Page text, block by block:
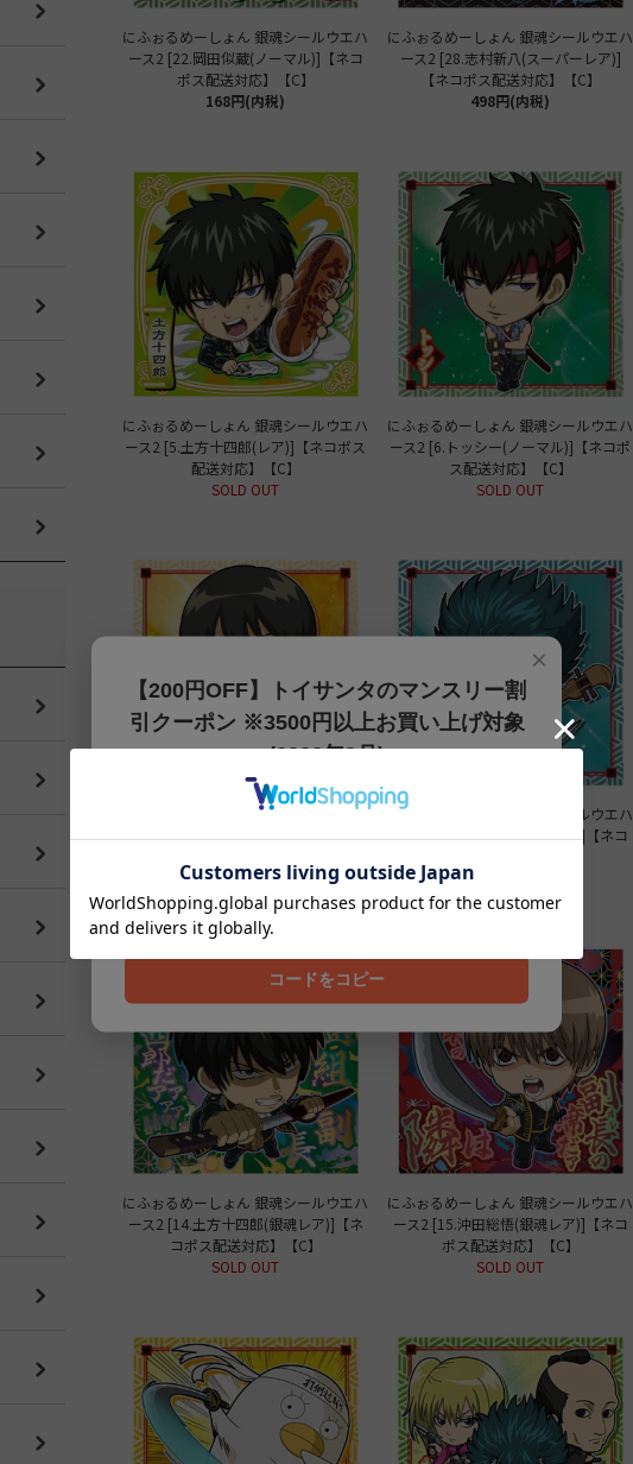
にふぉるめーしょん 銀魂シールウエハ
ース2 [22.岡田似蔵(ノーマル)]【ネコ
ポス配送対応】【C】
168円(内税)
にふぉるめーしょん 銀魂シールウエハ
ース2 [28.志村新八(スーパーレア)]
【ネコポス配送対応】【C】
498円(内税)
にふぉるめーしょん 銀魂シールウエハ
ース2 [5.土方十四郎(レア)]【ネコポス
配送対応】【C】
SOLD OUT
にふぉるめーしょん 銀魂シールウエハ
ース2 [6.トッシー(ノーマル)]【ネコポ
ス配送対応】【C】
SOLD OUT
にふぉるめーしょん 銀魂シールウエハ
ース2 [8.山崎退(ノーマル)]【ネコポス
SOLD OUT
にふぉるめーしょん 銀魂シールウエハ
ース2 [10.河上万斉(ノーマル)]【ネコ
にふぉるめーしょん 銀魂シールウエハ
ース2 [14.土方十四郎(銀魂レア)]【ネ
コポス配送対応】【C】
SOLD OUT
にふぉるめーしょん 銀魂シールウエハ
ース2 [15.沖田総悟(銀魂レア)]【ネコ
ポス配送対応】【C】
SOLD OUT
×
【200円OFF】トイサンタのマンスリー割
引クーポン ※3500円以上お買い上げ対象
(2026年8月)
【200円OFFクーポン】3500円以上お買上げでご利用可能
です!! 8月1日～8月31日まで
202608
コードをコピー